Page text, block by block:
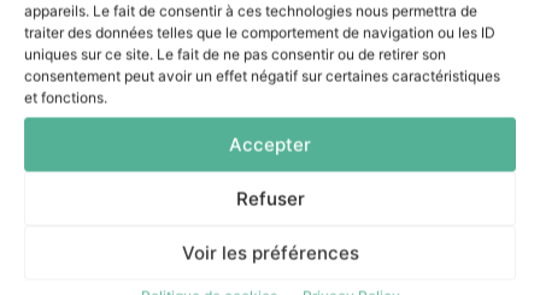
appareils. Le fait de consentir à ces technologies nous permettra de
traiter des données telles que le comportement de navigation ou les ID
uniques sur ce site. Le fait de ne pas consentir ou de retirer son
consentement peut avoir un effet négatif sur certaines caractéristiques
et fonctions.
Accepter
Refuser
Voir les préférences